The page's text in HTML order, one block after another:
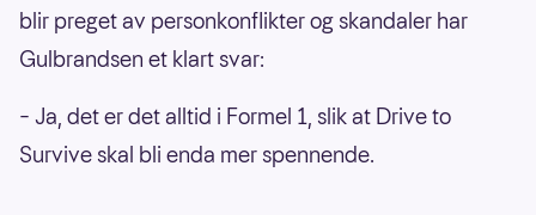
blir preget av personkonflikter og skandaler har
Gulbrandsen et klart svar:
– Ja, det er det alltid i Formel 1, slik at Drive to
Survive skal bli enda mer spennende.